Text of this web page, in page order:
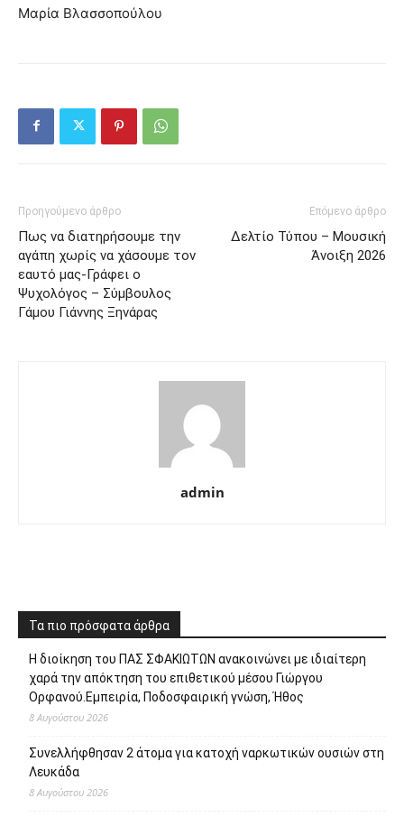
Μαρία Βλασσοπούλου
Προηγούμενο άρθρο
Πως να διατηρήσουμε την
αγάπη χωρίς να χάσουμε τον
εαυτό μας-Γράφει ο
Ψυχολόγος – Σύμβουλος
Γάμου Γιάννης Ξηνάρας
Επόμενο άρθρο
Δελτίο Τύπου – Μουσική
Άνοιξη 2026
admin
Τα πιο πρόσφατα άρθρα
Η διοίκηση του ΠΑΣ ΣΦΑΚΙΩΤΩΝ ανακοινώνει με ιδιαίτερη
χαρά την απόκτηση του επιθετικού μέσου Γιώργου
Ορφανού.Εμπειρία, Ποδοσφαιρική γνώση, Ήθος
8 Αυγούστου 2026
Συνελλήφθησαν 2 άτομα για κατοχή ναρκωτικών ουσιών στη
Λευκάδα
8 Αυγούστου 2026